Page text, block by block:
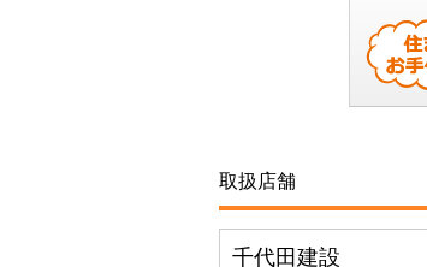
取扱店舗
千代田建設